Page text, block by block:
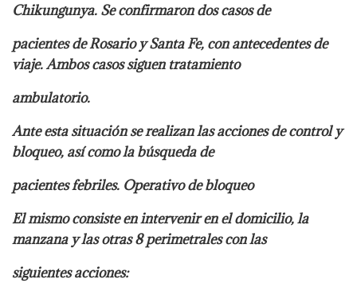
Chikungunya. Se confirmaron dos casos de
pacientes de Rosario y Santa Fe, con antecedentes de
viaje. Ambos casos siguen tratamiento
ambulatorio.
Ante esta situación se realizan las acciones de control y
bloqueo, así como la búsqueda de
pacientes febriles. Operativo de bloqueo
El mismo consiste en intervenir en el domicilio, la
manzana y las otras 8 perimetrales con las
siguientes acciones: